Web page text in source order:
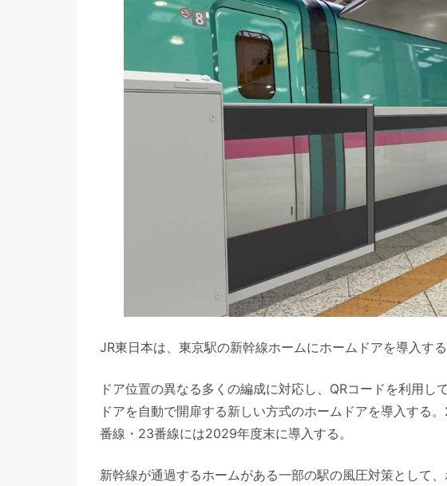
JR東日本は、東京駅の新幹線ホームにホームドアを導入する
ドア位置の異なる多くの編成に対応し、QRコードを利用し
ドアを自動で開扉する新しい方式のホームドアを導入する
番線・23番線には2029年度末に導入する。
新幹線が通過するホームがある一部の駅の風圧対策として